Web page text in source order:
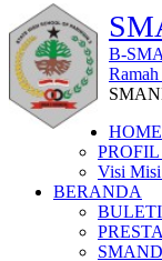
B-
HOME
Visi Misi
BERANDA